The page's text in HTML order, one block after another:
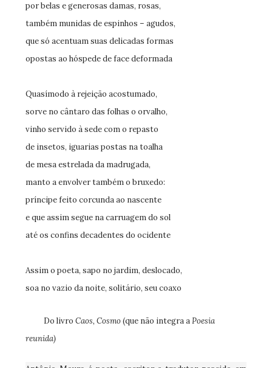
por belas e generosas damas, rosas,
também munidas de espinhos – agudos,
que só acentuam suas delicadas formas
opostas ao hóspede de face deformada
Quasímodo à rejeição acostumado,
sorve no cântaro das folhas o orvalho,
vinho servido à sede com o repasto
de insetos, iguarias postas na toalha
de mesa estrelada da madrugada,
manto a envolver também o bruxedo:
príncipe feito corcunda ao nascente
e que assim segue na carruagem do sol
até os confins decadentes do ocidente
Assim o poeta, sapo no jardim, deslocado,
soa no vazio da noite, solitário, seu coaxo
Do livro Caos, Cosmo(que não integra aPoesia
reunida)